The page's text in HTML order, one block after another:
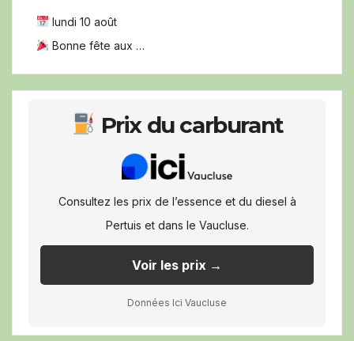
lundi 10 août
Bonne fête aux …
Prix du carburant
Consultez les prix de l’essence et du diesel à
Pertuis et dans le Vaucluse.
Voir les prix →
Données Ici Vaucluse